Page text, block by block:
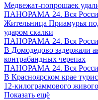
Медвежат-попрошаек
ПАНОРАМА 24. Вся
Жительница Приамурья
ударом скалки
ПАНОРАМА 24. Вся
В Домодедово задержали
контрабандных черепах
ПАНОРАМА 24. Вся
В Красноярском крае
12-килограммового живого
Показать ещё